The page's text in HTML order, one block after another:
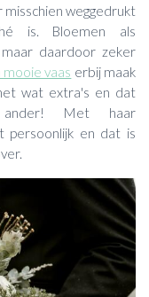
misschien weggedrukt
is. Bloemen als
maar daardoor zeker
vaas erbij maak
wat extra's en dat
Met haar
persoonlijk en dat is